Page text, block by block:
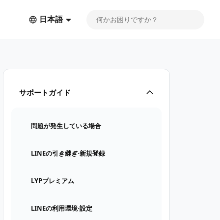
日本語
サポートガイド
問題が発生している場合
LINEの引き継ぎ⋅新規登録
LYPプレミアム
LINEの利用環境⋅設定